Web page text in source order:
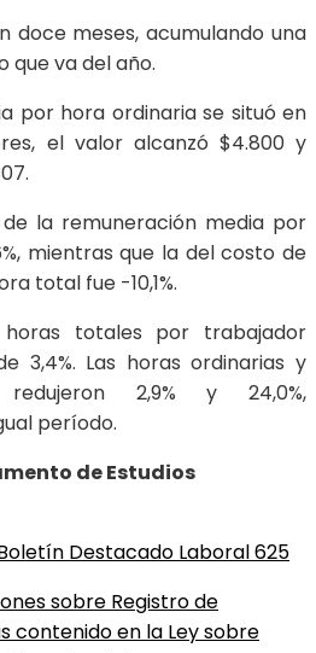
doce meses, acumulando una
que va del año.
por hora ordinaria se situó en
el valor alcanzó $4.800 y
la remuneración media por
mientras que la del costo de
total fue -10,1%.
totales por trabajador
3,4%. Las horas ordinarias y
2,9% y 24,0%,
período.
de Estudios
Destacado Laboral 625
sobre Registro de
contenido en la Ley sobre